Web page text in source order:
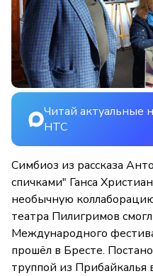
Читай актуальные
НТС
Симбиоз из рассказа
спичками" Ганса
необычную
театра Пилигримов
Международного
прошёл в Бресте.
труппой из Прибайкалья